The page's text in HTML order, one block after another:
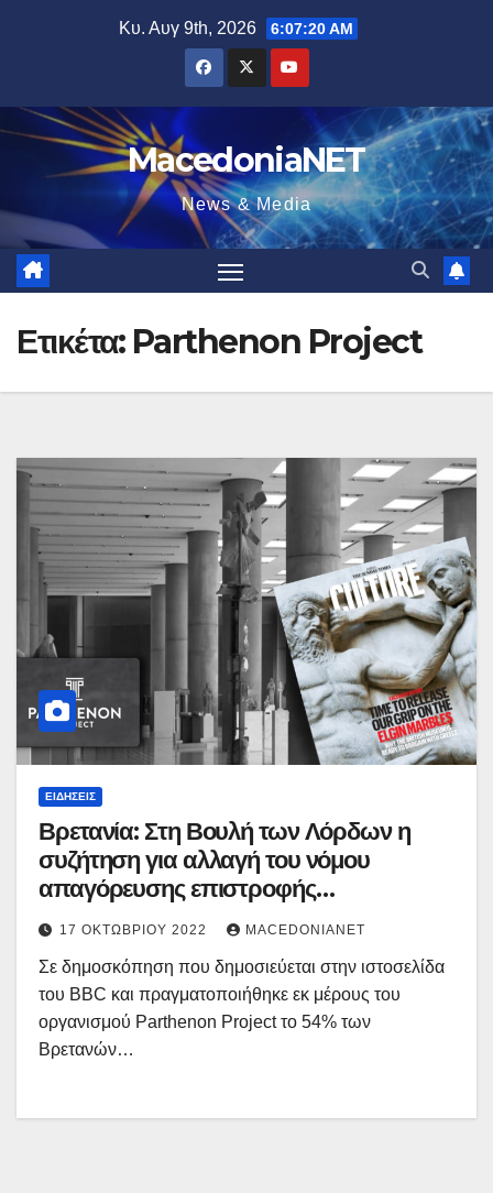
Κυ. Αυγ 9th, 2026 6:07:21 AM
MacedoniaNET
News & Media
Ετικέτα: Parthenon Project
ΕΙΔΉΣΕΙΣ
Βρετανία: Στη Βουλή των Λόρδων η
συζήτηση για αλλαγή του νόμου
απαγόρευσης επιστροφής
αρχαιοτήτων
17 ΟΚΤΩΒΡΊΟΥ 2022 MACEDONIANET
Σε δημοσκόπηση που δημοσιεύεται στην ιστοσελίδα
του BBC και πραγματοποιήθηκε εκ μέρους του
οργανισμού Parthenon Project το 54% των
Βρετανών…